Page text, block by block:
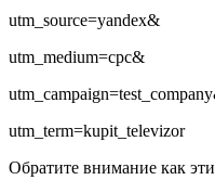
utm_source=yandex&
utm_medium=cpc&
utm_term=kupit_televizor
Обратите внимание как